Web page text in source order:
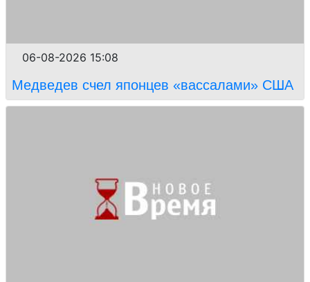
06-08-2026 15:08
Медведев счел японцев «вассалами» США